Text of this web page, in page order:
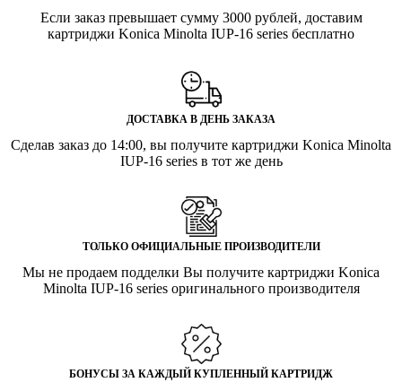
Если заказ превышает сумму 3000 рублей, доставим
картриджи Konica Minolta IUP-16 series бесплатно
ДОСТАВКА В ДЕНЬ ЗАКАЗА
Сделав заказ до 14:00, вы получите картриджи Konica Minolta
IUP-16 series в тот же день
ТОЛЬКО ОФИЦИАЛЬНЫЕ ПРОИЗВОДИТЕЛИ
Мы не продаем подделки Вы получите картриджи Konica
Minolta IUP-16 series оригинального производителя
БОНУСЫ ЗА КАЖДЫЙ КУПЛЕННЫЙ КАРТРИДЖ